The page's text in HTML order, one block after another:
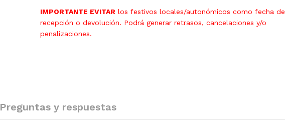
IMPORTANTE EVITAR los festivos locales/autonómicos como fecha de
recepción o devolución. Podrá generar retrasos, cancelaciones y/o
penalizaciones.
Preguntas y respuestas